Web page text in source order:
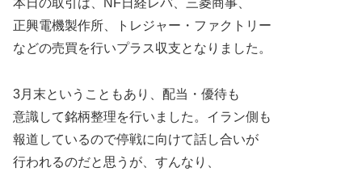
本日の取引は、NF日経レバ、三菱商事、
正興電機製作所、トレジャー・ファクトリー
などの売買を行いプラス収支となりました。
3月末ということもあり、配当・優待も
意識して銘柄整理を行いました。イラン側も
報道しているので停戦に向けて話し合いが
行われるのだと思うが、すんなり、